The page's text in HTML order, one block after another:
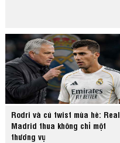
Rodri và cú twist mùa hè: Real
Madrid thua không chỉ một
thương vụ